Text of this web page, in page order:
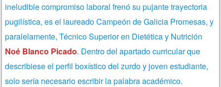
ineludible compromiso laboral frenó su pujante trayectoria
pugilística, es el laureado Campeón de Galicia Promesas, y
paralelamente, Técnico Superior en Dietética y Nutrición
Noé Blanco Picado. Dentro del apartado curricular que
describiese el perfil boxístico del zurdo y joven estudiante,
solo sería necesario escribir la palabra académico.